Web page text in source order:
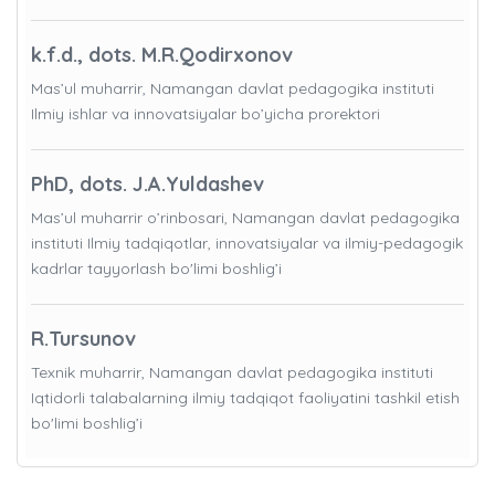
k.f.d., dots. M.R.Qodirxonov
Mas’ul muharrir, Namangan davlat pedagogika instituti
Ilmiy ishlar va innovatsiyalar bo’yicha prorektori
PhD, dots. J.A.Yuldashev
Mas’ul muharrir o’rinbosari, Namangan davlat pedagogika
instituti Ilmiy tadqiqotlar, innovatsiyalar va ilmiy-pedagogik
kadrlar tayyorlash bo'limi boshlig’i
R.Tursunov
Texnik muharrir, Namangan davlat pedagogika instituti
Iqtidorli talabalarning ilmiy tadqiqot faoliyatini tashkil etish
bo'limi boshlig’i